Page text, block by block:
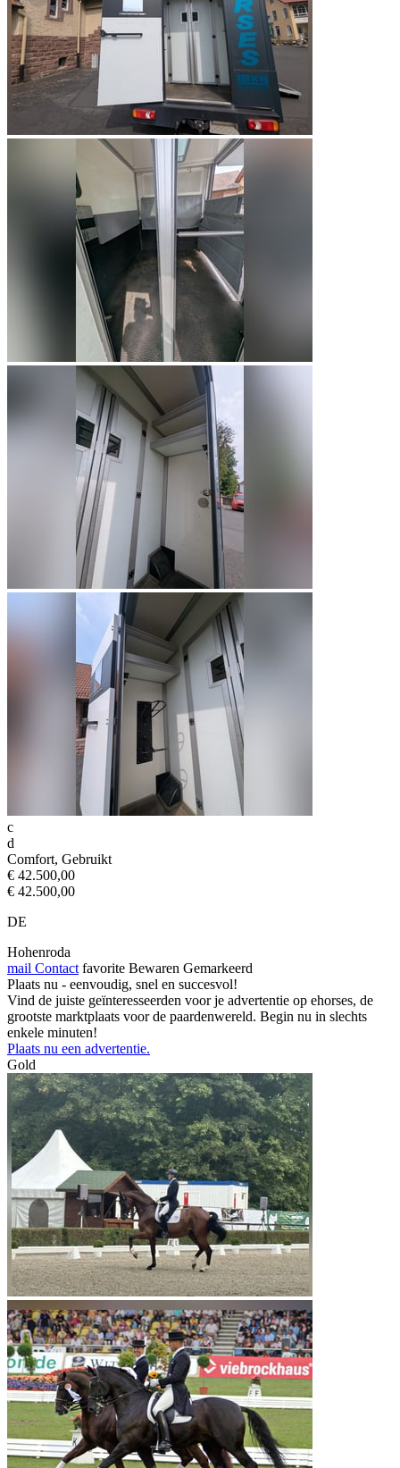
c
d
Comfort, Gebruikt
€ 42.500,00
€ 42.500,00
DE
Hohenroda
mail Contact favorite Bewaren Gemarkeerd
Plaats nu - eenvoudig, snel en succesvol!
Vind de juiste geïnteresseerden voor je advertentie op ehorses, de
grootste marktplaats voor de paardenwereld. Begin nu in slechts
enkele minuten!
Plaats nu een advertentie.
Gold